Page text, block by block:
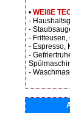
• WEIßE
-
-
- Fritteusen,
- Espresso,
-
-